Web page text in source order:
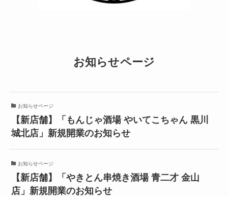
お知らせページ
お知らせページ
【新店舗】「もんじゃ酒場 やいてこちゃん 黒川
城北店」新規開業のお知らせ
お知らせページ
【新店舗】「やきとん串焼き酒場 青二才 金山
店」新規開業のお知らせ